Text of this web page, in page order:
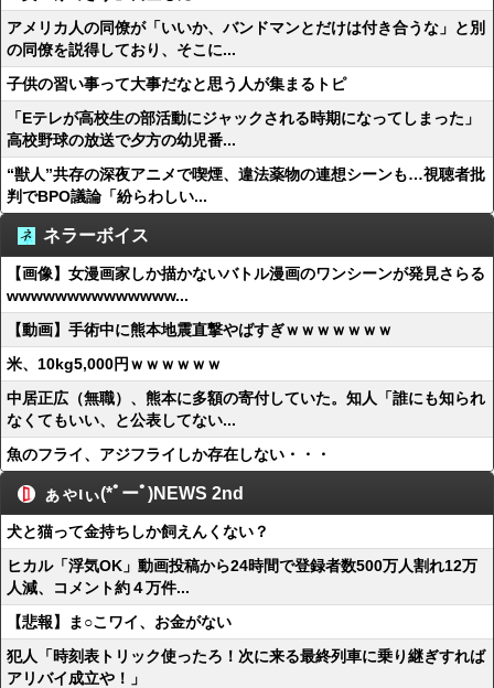
アメリカ人の同僚が「いいか、バンドマンとだけは付き合うな」と別
の同僚を説得しており、そこに...
子供の習い事って大事だなと思う人が集まるトピ
「Eテレが高校生の部活動にジャックされる時期になってしまった」
高校野球の放送で夕方の幼児番...
“獣人”共存の深夜アニメで喫煙、違法薬物の連想シーンも…視聴者批
判でBPO議論「紛らわしい...
ネラーボイス
【画像】女漫画家しか描かないバトル漫画のワンシーンが発見さらる
wwwwwwwwwwwwww...
【動画】手術中に熊本地震直撃やばすぎｗｗｗｗｗｗｗ
米、10kg5,000円ｗｗｗｗｗｗ
中居正広（無職）、熊本に多額の寄付していた。知人「誰にも知られ
なくてもいい、と公表してない...
魚のフライ、アジフライしか存在しない・・・
ぁゃιぃ(*ﾟーﾟ)NEWS 2nd
犬と猫って金持ちしか飼えんくない？
ヒカル「浮気OK」動画投稿から24時間で登録者数500万人割れ12万
人減、コメント約４万件...
【悲報】ま○こワイ、お金がない
犯人「時刻表トリック使ったろ！次に来る最終列車に乗り継ぎすれば
アリバイ成立や！」